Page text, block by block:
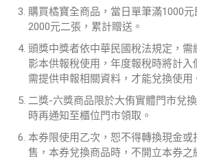
購買橘寶全商品，當日單筆滿1000元
2000元二張，累計贈送。
頭獎中獎者依中華民國稅法規定，需
影本供報稅使用，年度報稅時將計入
需提供申報相關資料，才能兌換使用
二獎-六獎商品限於大侑實體門市兌
時再通知至櫃位門市領取。
本券限使用乙次，恕不得轉換現金或
售，本券兌換商品時，不開立本券之